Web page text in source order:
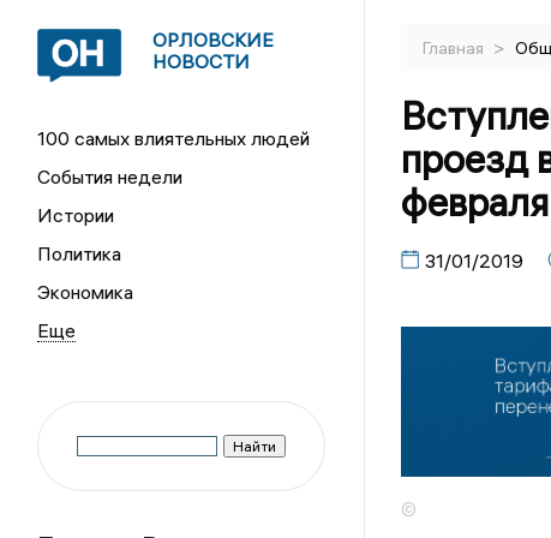
ОРЛОВСКИЕ
НОВОСТИ
100 самых влиятельных людей
События недели
Истории
Политика
Экономика
Главная >
проезд
февраля
31/01/2019
©